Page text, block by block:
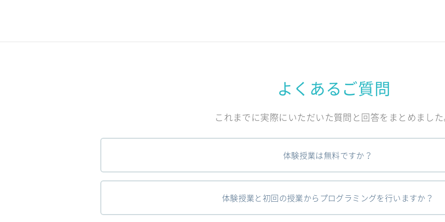
よくあるご質問
これまでに実際にいただいた質問と回答をまとめまし
体験授業は無料ですか？
体験授業と初回の授業からプログラミングを行いますか？